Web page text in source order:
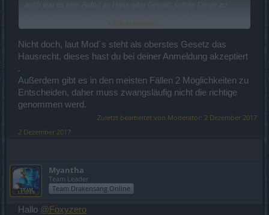
ein. Zum Abschluß nur ein kleines Zitat aus dem Grundgesetzt
Artikel 5.
äußern und zu verbreiten und sich aus allgemein zugänglichen
Quellen ungehindert zu unterrichten."
halten und nicht umgekehrt.
Click to expand...
Nicht doch, laut Mod´s steht als oberstes Gesetz das
Hausrecht, dieses hast du bei deiner Anmeldung akzeptiert
.
Außerdem gibt es in den meisten Fällen 2 Möglichkeiten zu
Entscheiden, daher muss zwangsläufig nicht die richtige
genommen werd.
Zuletzt bearbeitet von Moderator: 2 Dezember 2017
2 Dezember 2017
Myantha
Team Leader
Team Drakensang Online
Hallo @Foxyzero